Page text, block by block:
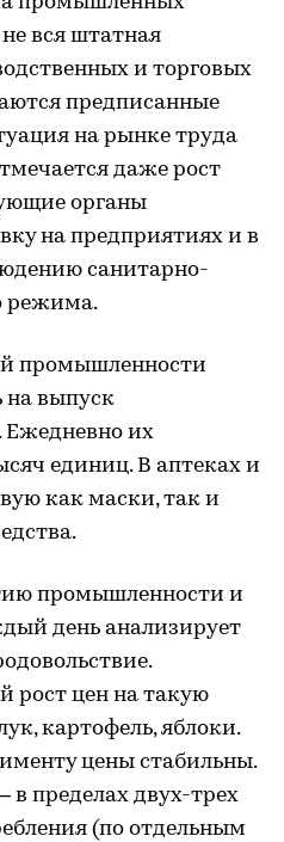
вся штатная
и торговых
предписанные
на рынке труда
даже рост
органы
на предприятиях и в
санитарно-
режима.
промышленности
на выпуск
Ежедневно их
единиц. В аптеках и
как маски, так и
промышленности и
день анализирует
рост цен на такую
картофель, яблоки.
цены стабильны.
пределах двух-трех
(по отдельным